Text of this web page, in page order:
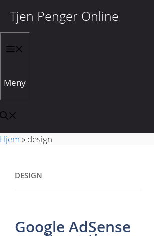
Hopp til innhold
Tjen Penger Online
Meny
Hjem » design
DESIGN
Google AdSense